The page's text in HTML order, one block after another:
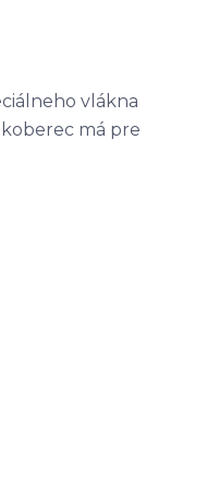
vlákna
má pre